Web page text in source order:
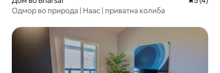
Одмор во природа | Наас | приватна колиба